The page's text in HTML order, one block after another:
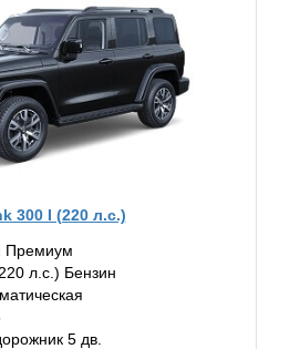
300 I (220 л.с.)
Премиум
л.с.) Бензин
5 дв.